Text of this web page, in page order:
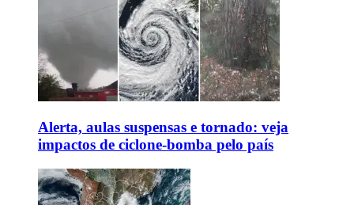
Alerta, aulas suspensas e tornado: veja
impactos de ciclone-bomba pelo país